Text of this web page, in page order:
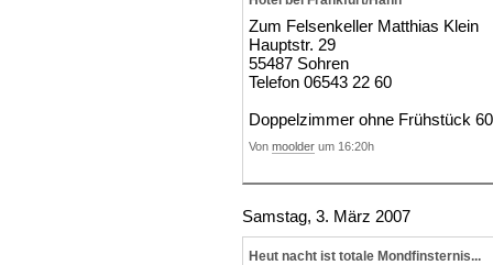
Zum Felsenkeller Matthias Klein
Hauptstr. 29
55487 Sohren
Telefon 06543 22 60
Doppelzimmer ohne Frühstück
Von moolder um 16:20h
Samstag, 3. März 2007
Heut nacht ist totale Mondfinsternis...